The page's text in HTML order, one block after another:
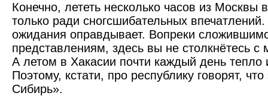
Конечно, лететь несколько часов из Москвы
только ради сногсшибательных
ожидания оправдывает. Вопреки
представлениям, здесь вы не столкнётесь
А летом в Хакасии почти каждый день тепло
Поэтому, кстати, про республику говорят,
Сибирь».